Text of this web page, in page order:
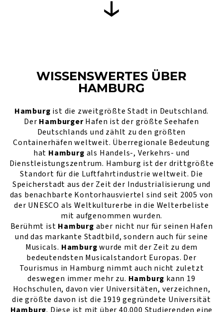
WISSENSWERTES ÜBER
HAMBURG
Hamburg ist die zweitgrößte Stadt in Deutschland.
Der HamburgerHafen ist der größte Seehafen
Deutschlands und zählt zu den größten
Containerhäfen weltweit. Überregionale Bedeutung
hat Hamburg als Handels-, Verkehrs- und
Dienstleistungszentrum. Hamburg ist der drittgrößte
Standort für die Luftfahrtindustrie weltweit. Die
Speicherstadt aus der Zeit der Industrialisierung und
das benachbarte Kontorhausviertel sind seit 2005 von
der UNESCO als Weltkulturerbe in die Welterbeliste
mit aufgenommen wurden.
Berühmt ist Hamburg aber nicht nur für seinen Hafen
und das markante Stadtbild, sondern auch für seine
Musicals. Hamburgwurde mit der Zeit zu dem
bedeutendsten Musicalstandort Europas. Der
Tourismus in Hamburg nimmt auch nicht zuletzt
deswegen immer mehr zu. Hamburg kann 19
Hochschulen, davon vier Universitäten, verzeichnen,
die größte davon ist die 1919 gegründete Universität
Hamburg. Diese ist mit über 40.000 Studierenden eine